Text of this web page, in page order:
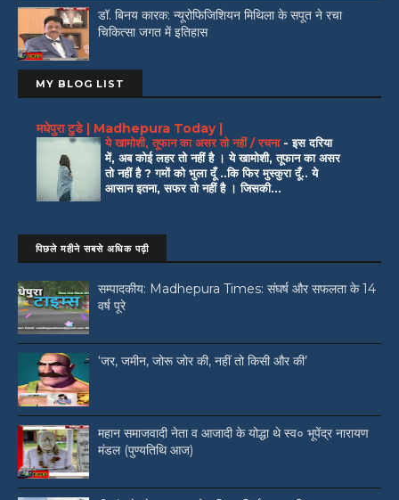
डॉ. बिनय कारक: न्यूरोफिजिशियन मिथिला के सपूत ने रचा
चिकित्सा जगत में इतिहास
MY BLOG LIST
मधेपुरा टुडे | Madhepura Today |
ये खामोशी, तूफान का असर तो नहीं / रचना -इस दरिया
में, अब कोई लहर तो नहीं है । ये खामोशी, तूफान का असर
तो नहीं है ? गमों को भुला दूँ ..कि फिर मुस्कुरा दूँ.. ये
आसान इतना, सफर तो नहीं है । जिसकी...
पिछले महीने सबसे अधिक पढ़ी
सम्पादकीय: Madhepura Times: संघर्ष और सफलता के 14
वर्ष पूरे
‘जर, जमीन, जोरू जोर की, नहीं तो किसी और की’
महान समाजवादी नेता व आजादी के योद्धा थे स्व० भूपेंद्र नारायण
मंडल (पुण्यतिथि आज)